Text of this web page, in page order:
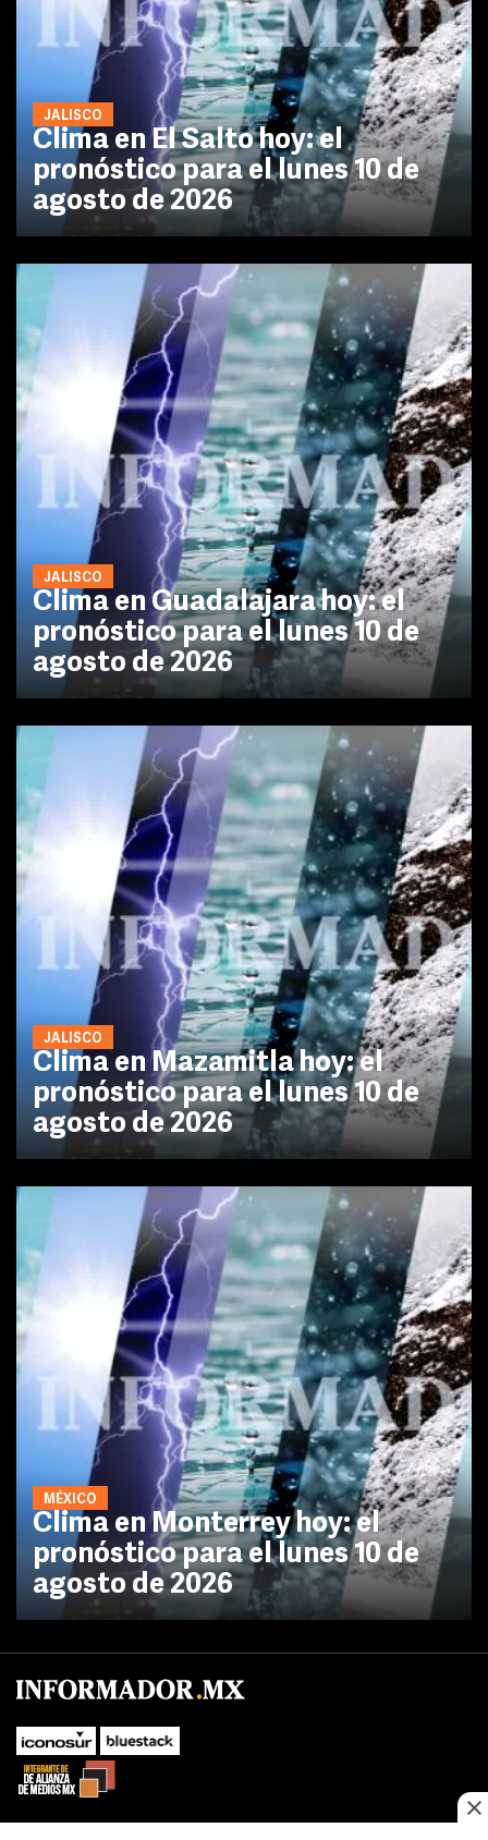
JALISCO
Clima en El Salto hoy: el
pronóstico para el lunes 10 de
agosto de 2026
JALISCO
Clima en Guadalajara hoy: el
pronóstico para el lunes 10 de
agosto de 2026
JALISCO
Clima en Mazamitla hoy: el
pronóstico para el lunes 10 de
agosto de 2026
MÉXICO
Clima en Monterrey hoy: el
pronóstico para el lunes 10 de
agosto de 2026